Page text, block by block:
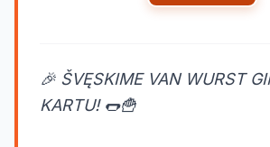
🎉 ŠVĘSKIME VAN WURST
KARTU! 🌭🍟